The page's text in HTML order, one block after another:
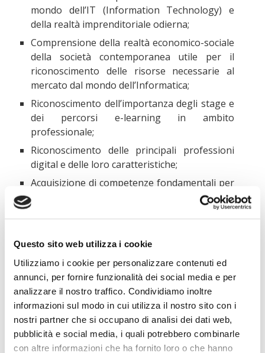
Questo sito web utilizza i cookie
Utilizziamo i cookie per personalizzare contenuti ed
annunci, per fornire funzionalità dei social media e per
analizzare il nostro traffico. Condividiamo inoltre
informazioni sul modo in cui utilizza il nostro sito con i
nostri partner che si occupano di analisi dei dati web,
pubblicità e social media, i quali potrebbero combinarle
con altre informazioni che ha fornito loro o che hanno
mondo dell’IT (Information Technology) e
della realtà imprenditoriale odierna;
Comprensione della realtà economico-sociale
della società contemporanea utile per il
riconoscimento delle risorse necessarie al
mercato dal mondo dell’Informatica;
Riconoscimento dell’importanza degli stage e
dei percorsi e-learning in ambito
professionale;
Riconoscimento delle principali professioni
digital e delle loro caratteristiche;
Acquisizione di competenze fondamentali per
scrivere un CV efficace;
Sensibilizzazione verso le competenze da
acquisire per poter accedere con successo nel
mondo professionale;
Scuola-Paritaria-Sigmund-Freud-Milano-MI-Liceo-
Scienze-Umane-LES-Tecnico-Tecnologico-